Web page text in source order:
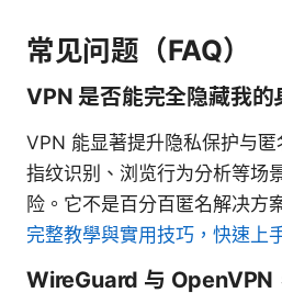
常见问题（FAQ）
VPN 是否能完全隐藏我的
VPN 能显著提升隐私保护与
指纹识别、浏览行为分析等场
险。它不是百分百匿名解决方
完整教學與實用技巧，快速上
WireGuard 与 OpenVPN